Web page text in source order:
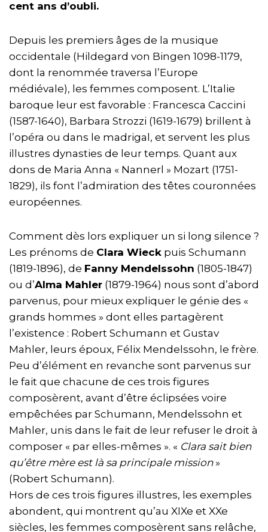
cent ans d’oubli.
Depuis les premiers âges de la musique
occidentale (Hildegard von Bingen 1098-1179,
dont la renommée traversa l’Europe
médiévale), les femmes composent. L’Italie
baroque leur est favorable : Francesca Caccini
(1587-1640), Barbara Strozzi (1619-1679) brillent à
l’opéra ou dans le madrigal, et servent les plus
illustres dynasties de leur temps. Quant aux
dons de Maria Anna « Nannerl » Mozart (1751-
1829), ils font l’admiration des têtes couronnées
européennes.
Comment dès lors expliquer un si long silence ?
Les prénoms de Clara Wieck puis Schumann
(1819-1896), de Fanny Mendelssohn (1805-1847)
ou d’Alma Mahler (1879-1964) nous sont d’abord
parvenus, pour mieux expliquer le génie des «
grands hommes » dont elles partagèrent
l’existence : Robert Schumann et Gustav
Mahler, leurs époux, Félix Mendelssohn, le frère.
Peu d’élément en revanche sont parvenus sur
le fait que chacune de ces trois figures
composèrent, avant d’être éclipsées voire
empêchées par Schumann, Mendelssohn et
Mahler, unis dans le fait de leur refuser le droit à
composer « par elles-mêmes ». « Clara sait bien
qu’être mère est là sa principale mission»
(Robert Schumann).
Hors de ces trois figures illustres, les exemples
abondent, qui montrent qu’au XIXe et XXe
siècles, les femmes composèrent sans relâche,